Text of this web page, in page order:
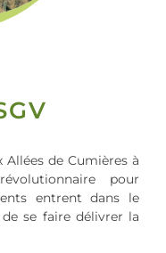
Allées de Cumières à
pour
entrent dans le
se faire délivrer la